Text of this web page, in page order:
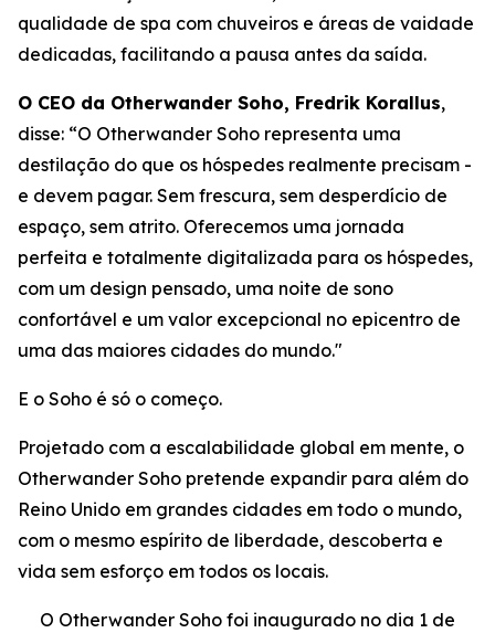
qualidade de spa com chuveiros e áreas de vaidade
dedicadas, facilitando a pausa antes da saída.
O CEO da Otherwander Soho, Fredrik Korallus,
disse: “O Otherwander Soho representa uma
destilação do que os hóspedes realmente precisam -
e devem pagar. Sem frescura, sem desperdício de
espaço, sem atrito. Oferecemos uma jornada
perfeita e totalmente digitalizada para os hóspedes,
com um design pensado, uma noite de sono
confortável e um valor excepcional no epicentro de
uma das maiores cidades do mundo."
E o Soho é só o começo.
Projetado com a escalabilidade global em mente, o
Otherwander Soho pretende expandir para além do
Reino Unido em grandes cidades em todo o mundo,
com o mesmo espírito de liberdade, descoberta e
vida sem esforço em todos os locais.
O Otherwander Soho foi inaugurado no dia 1 de